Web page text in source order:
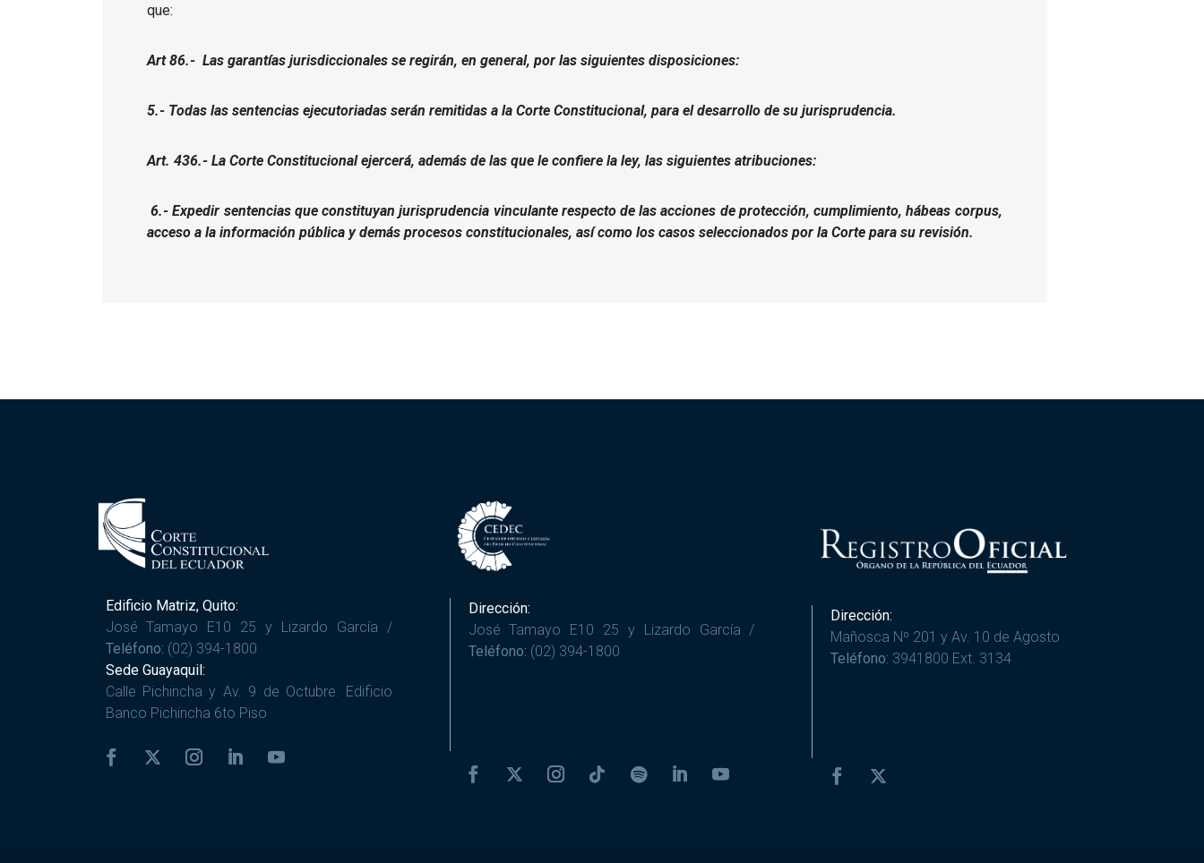
que:
Art 86.- Las garantías jurisdiccionales se regirán, en general, por las siguientes disposiciones:
5.- Todas las sentencias ejecutoriadas serán remitidas a la Corte Constitucional, para el desarrollo de su jurisprudencia.
Art. 436.- La Corte Constitucional ejercerá, además de las que le confiere la ley, las siguientes atribuciones:
6.- Expedir sentencias que constituyan jurisprudencia vinculante respecto de las acciones de protección, cumplimiento, hábeas corpus,
acceso a la información pública y demás procesos constitucionales, así como los casos seleccionados por la Corte para su revisión.
Edificio Matriz, Quito:
José Tamayo E10 25 y Lizardo García /
Teléfono: (02) 394-1800
Sede Guayaquil:
Calle Pichincha y Av. 9 de Octubre. Edificio
Banco Pichincha 6to Piso
Dirección:
José Tamayo E10 25 y Lizardo García /
Teléfono: (02) 394-1800
Dirección:
Mañosca Nº 201 y Av. 10 de Agosto
Teléfono: 3941800 Ext. 3134